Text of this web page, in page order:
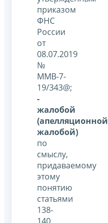
приказом
ФНС
России
от
08.07.2019
№
ММВ-7-
19/343@;
-
жалобой
(апелляционной
жалобой)
по
смыслу,
придаваемому
этому
понятию
статьями
138-